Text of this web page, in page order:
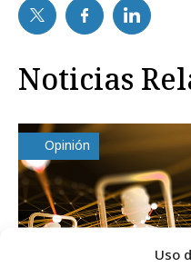
Uso
Noticias
Opinión